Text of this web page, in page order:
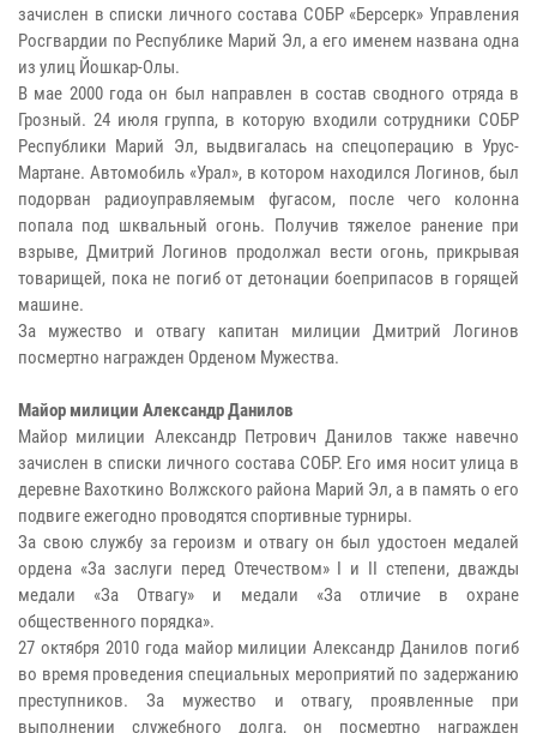
зачислен в списки личного состава СОБР «Берсерк» Управления
Росгвардии по Республике Марий Эл, а его именем названа одна
из улиц Йошкар-Олы.
В мае 2000 года он был направлен в состав сводного отряда в
Грозный. 24 июля группа, в которую входили сотрудники СОБР
Республики Марий Эл, выдвигалась на спецоперацию в Урус-
Мартане. Автомобиль «Урал», в котором находился Логинов, был
подорван радиоуправляемым фугасом, после чего колонна
попала под шквальный огонь. Получив тяжелое ранение при
взрыве, Дмитрий Логинов продолжал вести огонь, прикрывая
товарищей, пока не погиб от детонации боеприпасов в горящей
машине.
За мужество и отвагу капитан милиции Дмитрий Логинов
посмертно награжден Орденом Мужества.
Майор милиции Александр Данилов
Майор милиции Александр Петрович Данилов также навечно
зачислен в списки личного состава СОБР. Его имя носит улица в
деревне Вахоткино Волжского района Марий Эл, а в память о его
подвиге ежегодно проводятся спортивные турниры.
За свою службу за героизм и отвагу он был удостоен медалей
ордена «За заслуги перед Отечеством» I и II степени, дважды
медали «За Отвагу» и медали «За отличие в охране
общественного порядка».
27 октября 2010 года майор милиции Александр Данилов погиб
во время проведения специальных мероприятий по задержанию
преступников. За мужество и отвагу, проявленные при
выполнении служебного долга, он посмертно награжден